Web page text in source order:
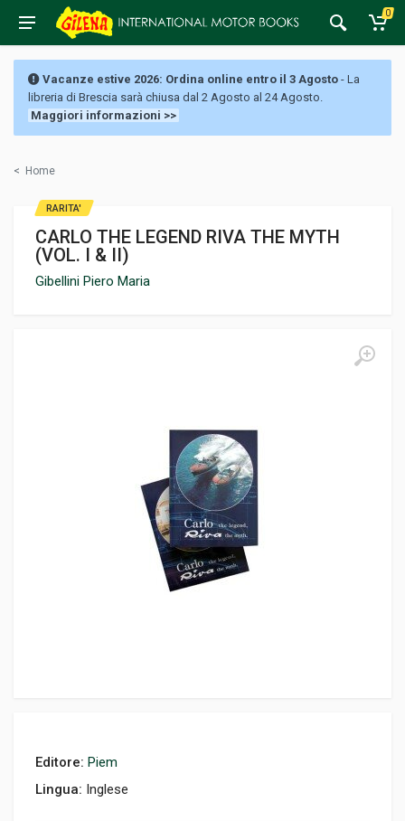
0
Vacanze estive 2026: Ordina online entro il 3 Agosto - La
libreria di Brescia sarà chiusa dal 2 Agosto al 24 Agosto.
Maggiori informazioni >>
< Home
CARLO THE LEGEND RIVA THE MYTH
(VOL. I & II)
Gibellini Piero Maria
Editore: Piem
Lingua: Inglese
RARITA'